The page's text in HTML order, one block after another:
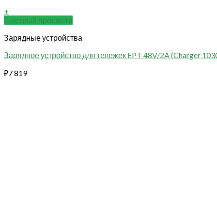
+
Быстрый просмотр
Зарядные устройства
Зарядное устройство для тележек EPT 48V/2A (Charger
₽7 819